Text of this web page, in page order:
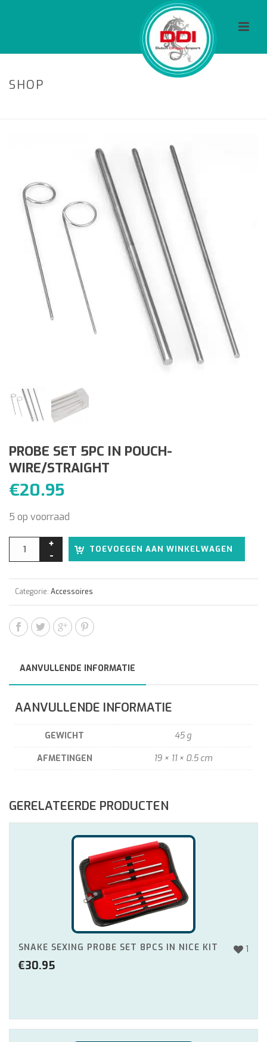
SHOP
PROBE SET 5PC IN POUCH-
WIRE/STRAIGHT
€20.95
5 op voorraad
TOEVOEGEN AAN WINKELWAGEN
Categorie: Accessoires
AANVULLENDE INFORMATIE
AANVULLENDE INFORMATIE
GEWICHT
45 g
AFMETINGEN
19 × 11 × 0.5 cm
GERELATEERDE PRODUCTEN
1
SNAKE SEXING PROBE SET 8PCS IN NICE KIT
€30.95